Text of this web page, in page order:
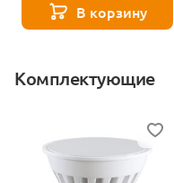
Glassy/GoldВ корзину
Комплектующие